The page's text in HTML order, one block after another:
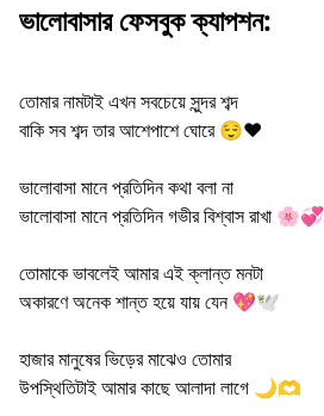
ভালোবাসার ফেসবুক ক্যাপশন:
তোমার নামটাই এখন সবচেয়ে সুন্দর শব্দ
বাকি সব শব্দ তার আশেপাশে ঘোরে 😌❤️
ভালোবাসা মানে প্রতিদিন কথা বলা না
ভালোবাসা মানে প্রতিদিন গভীর বিশ্বাস রাখা 🌸💞
তোমাকে ভাবলেই আমার এই ক্লান্ত মনটা
অকারণে অনেক শান্ত হয়ে যায় যেন 💖🕊️
হাজার মানুষের ভিড়ের মাঝেও তোমার
উপস্থিতিটাই আমার কাছে আলাদা লাগে 🌙🫶